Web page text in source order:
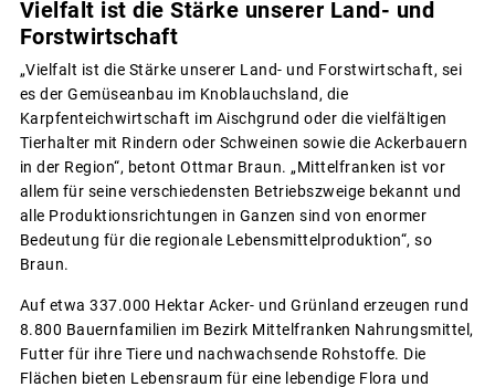
Vielfalt ist die Stärke unserer Land- und
Forstwirtschaft
„Vielfalt ist die Stärke unserer Land- und Forstwirtschaft, sei
es der Gemüseanbau im Knoblauchsland, die
Karpfenteichwirtschaft im Aischgrund oder die vielfältigen
Tierhalter mit Rindern oder Schweinen sowie die Ackerbauern
in der Region“, betont Ottmar Braun. „Mittelfranken ist vor
allem für seine verschiedensten Betriebszweige bekannt und
alle Produktionsrichtungen in Ganzen sind von enormer
Bedeutung für die regionale Lebensmittelproduktion“, so
Braun.
Auf etwa 337.000 Hektar Acker- und Grünland erzeugen rund
8.800 Bauernfamilien im Bezirk Mittelfranken Nahrungsmittel,
Futter für ihre Tiere und nachwachsende Rohstoffe. Die
Flächen bieten Lebensraum für eine lebendige Flora und